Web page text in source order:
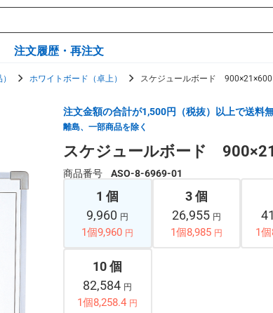
注文履歴・再注文
ホワイトボード（卓上） スケジュールボード 900×21×600
注文金額の合計が1,500円（税抜）以上で送料
離島、一部商品を除く
スケジュールボード
商品番号 ASO-8-6969-01
1 個
9,960 円
1個9,960 円
3 個
26,955 円
1個8,985 円 1
10 個
82,584 円
1個8,258.4 円